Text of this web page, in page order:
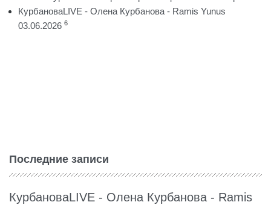
КурбановаLIVE - Олена Курбанова - Ramis Yunus
03.06.2026 6
Последние записи
КурбановаLIVE - Олена Курбанова - Ramis